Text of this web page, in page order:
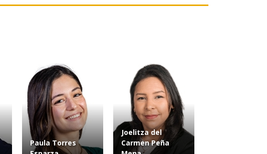
Paula Torres
Joelitza del
Carmen Peña